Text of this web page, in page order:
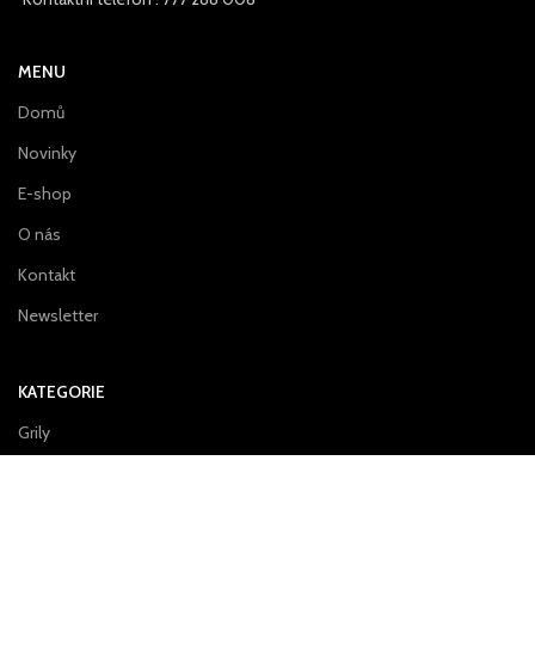
MENU
Domů
Novinky
E-shop
O nás
Kontakt
Newsletter
KATEGORIE
Grily